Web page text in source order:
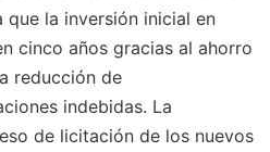
la inversión inicial en
cinco años gracias al ahorro
reducción de
indebidas. La
de licitación de los nuevos